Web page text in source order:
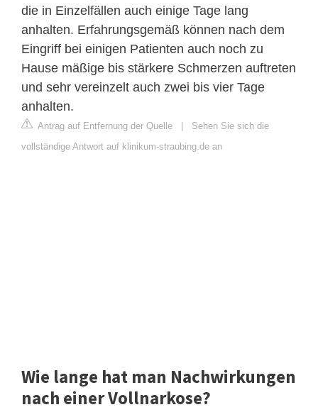
die in Einzelfällen auch einige Tage lang
anhalten. Erfahrungsgemäß können nach dem
Eingriff bei einigen Patienten auch noch zu
Hause mäßige bis stärkere Schmerzen auftreten
und sehr vereinzelt auch zwei bis vier Tage
anhalten.
Antrag auf Entfernung der Quelle
Sehen Sie sich die
vollständige Antwort auf klinikum-straubing.de an
Wie lange hat man Nachwirkungen
nach einer Vollnarkose?